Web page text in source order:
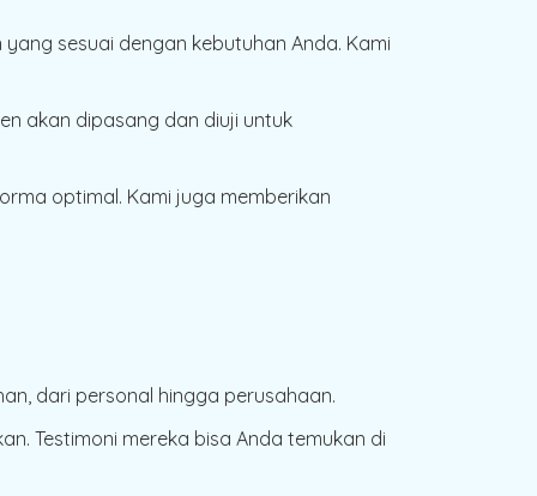
sesuai dengan kebutuhan Anda. Kami
akan dipasang dan diuji untuk
optimal. Kami juga memberikan
dari personal hingga perusahaan.
Testimoni mereka bisa Anda temukan di